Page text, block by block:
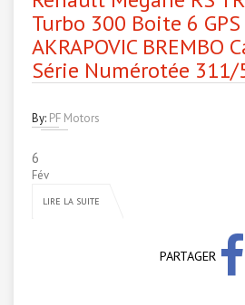
Turbo 300 Boite 6
AKRAPOVIC BREMBO
Série Numérotée 311/
By: PF Motors
6
Fév
LIRE LA SUITE
PARTAGER